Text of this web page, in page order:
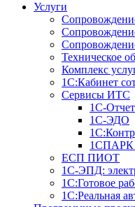
Услуги
Техническое
Комплекс
1С:Кабинет
Сервисы ИТС
1С-
1С-ЭДО
1СПАРК
ЕСП ПИОТ
1С-ЭПД:
1С:Готовое
1С:Реальная